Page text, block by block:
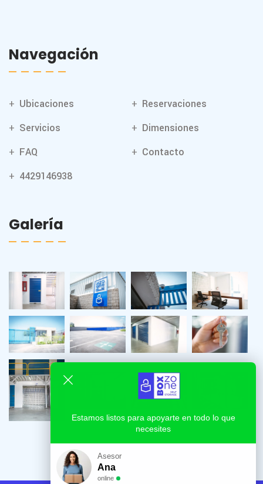
Navegación
Ubicaciones
Reservaciones
Servicios
Dimensiones
FAQ
Contacto
4429146938
Galería
Estamos listos para apoyarte en todo lo que
necesites
Asesor
Ana
online